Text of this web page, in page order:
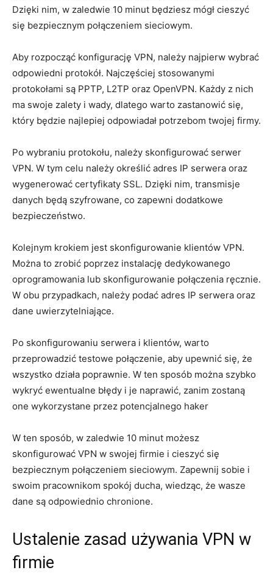
Dzięki nim, ⁣w zaledwie 10 minut będziesz mógł cieszyć
się bezpiecznym połączeniem sieciowym.
Aby rozpocząć konfigurację​ VPN, należy najpierw ⁣wybrać
⁢odpowiedni protokół. Najczęściej stosowanymi‌
protokołami są PPTP, L2TP⁢ oraz OpenVPN. Każdy z nich
ma swoje zalety i wady, dlatego warto zastanowić się,
który będzie ⁣najlepiej odpowiadał potrzebom twojej​ firmy.
Po ⁣wybraniu protokołu, należy skonfigurować serwer
VPN. W tym celu należy​ określić adres IP serwera oraz
wygenerować certyfikaty ⁣SSL. Dzięki nim, transmisje
danych będą szyfrowane, co zapewni⁢ dodatkowe
bezpieczeństwo.
Kolejnym krokiem jest skonfigurowanie klientów VPN.
Można to zrobić poprzez instalację dedykowanego
oprogramowania⁤ lub skonfigurowanie⁤ połączenia ręcznie.
W obu przypadkach, należy ⁤podać adres IP serwera ​oraz
dane uwierzytelniające.
Po skonfigurowaniu serwera i klientów, warto
przeprowadzić testowe połączenie, aby upewnić się,‍ że
wszystko działa poprawnie. W ten sposób ⁣można⁤ szybko‍
wykryć ewentualne błędy i je naprawić,‍ zanim ‍zostaną
one‍ wykorzystane przez potencjalnego haker
W ten sposób, w zaledwie 10 minut⁢ możesz
skonfigurować VPN w swojej firmie i cieszyć się
bezpiecznym połączeniem ‌sieciowym. Zapewnij sobie i
swoim pracownikom spokój ducha, wiedząc, że wasze
dane są odpowiednio chronione.
Ustalenie zasad używania ‍VPN w
firmie